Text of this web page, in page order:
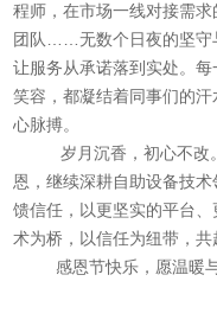
程师，在市场一线对接需
团队……无数个日夜的坚守
让服务从承诺落到实处。
笑容，都凝结着同事们的
心脉搏。
岁月沉香，初心不改。
恩，继续深耕自助设备技
馈信任，以更坚实的平台
术为桥，以信任为纽带，共
感恩节快乐，愿温暖与